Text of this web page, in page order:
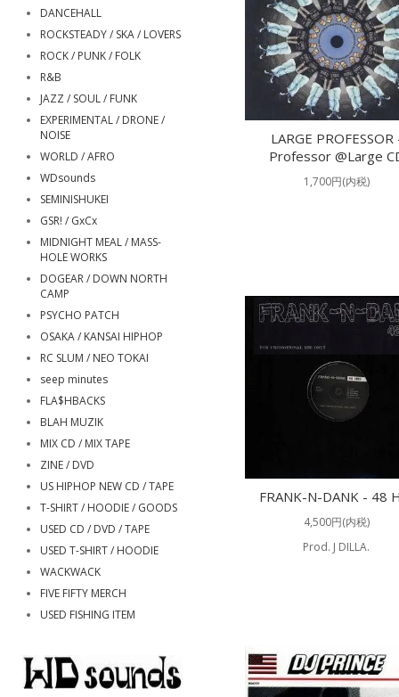
LARGE PROFESSOR
Professor @Large
1,700円(内税)
FRANK-N-DANK - 48
4,500円(内税)
Prod. J DILLA.
DANCEHALL
ROCKSTEADY / SKA / LOVERS
ROCK / PUNK / FOLK
R&B
JAZZ / SOUL / FUNK
EXPERIMENTAL / DRONE /
NOISE
WORLD / AFRO
WDsounds
SEMINISHUKEI
GSR! / GxCx
MIDNIGHT MEAL / MASS-
HOLE WORKS
DOGEAR / DOWN NORTH
CAMP
PSYCHO PATCH
OSAKA / KANSAI HIPHOP
RC SLUM / NEO TOKAI
seep minutes
FLA$HBACKS
BLAH MUZIK
MIX CD / MIX TAPE
ZINE / DVD
US HIPHOP NEW CD / TAPE
T-SHIRT / HOODIE / GOODS
USED CD / DVD / TAPE
USED T-SHIRT / HOODIE
WACKWACK
FIVE FIFTY MERCH
USED FISHING ITEM